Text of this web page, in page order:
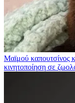
Μαϊμού καπουτσίνος
κινητοποίηση σε